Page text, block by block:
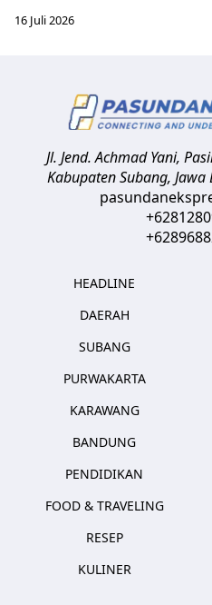
16 Juli 2026
Jl. Jend. Achmad Yani,
Kabupaten Subang, Jawa
HEADLINE
DAERAH
SUBANG
PURWAKARTA
KARAWANG
BANDUNG
PENDIDIKAN
FOOD & TRAVELING
RESEP
KULINER